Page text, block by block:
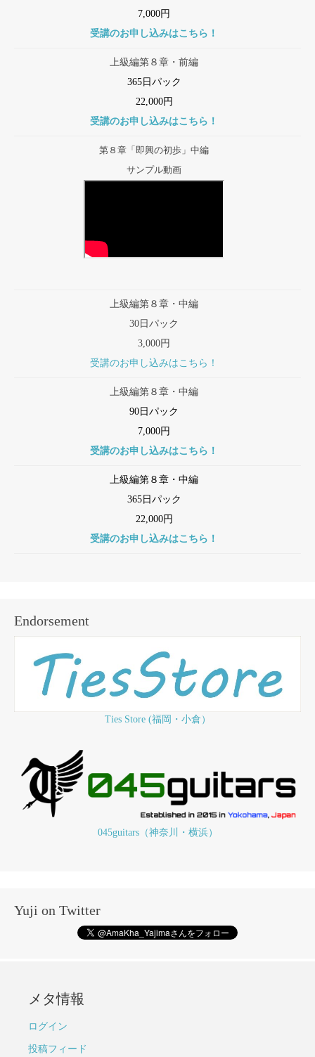
7,000円
受講のお申し込みはこちら！
上級編第８章・前編
365日パック
22,000円
受講のお申し込みはこちら！
第８章「即興の初歩」中編
サンプル動画
上級編第８章・中編
30日パック
3,000円
受講のお申し込みはこちら！
上級編第８章・中編
90日パック
7,000円
受講のお申し込みはこちら！
上級編第８章・中編
365日パック
22,000円
受講のお申し込みはこちら！
Endorsement
Ties Store (福岡・小倉）
045guitars（神奈川・横浜）
Yuji on Twitter
メタ情報
ログイン
投稿フィード